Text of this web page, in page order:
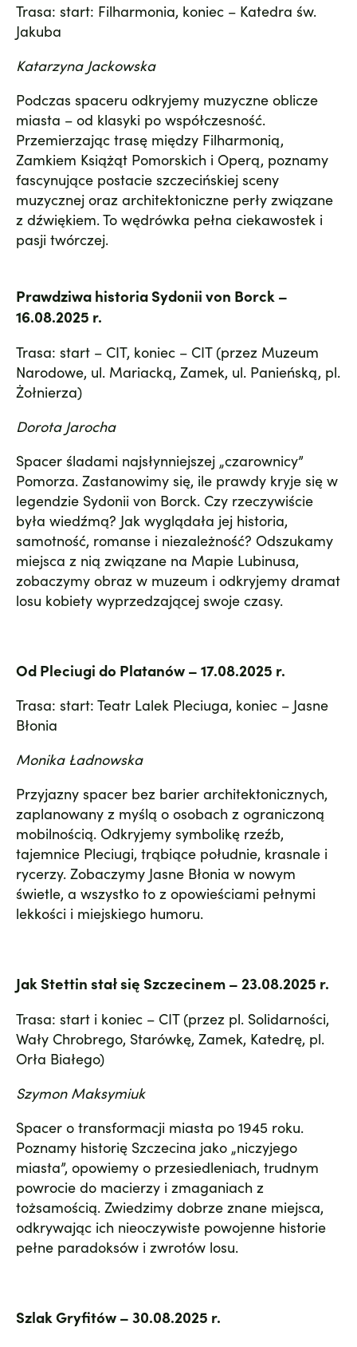
Trasa: start: Filharmonia, koniec – Katedra św.
Jakuba
Katarzyna Jackowska
Podczas spaceru odkryjemy muzyczne oblicze
miasta – od klasyki po współczesność.
Przemierzając trasę między Filharmonią,
Zamkiem Książąt Pomorskich i Operą, poznamy
fascynujące postacie szczecińskiej sceny
muzycznej oraz architektoniczne perły związane
z dźwiękiem. To wędrówka pełna ciekawostek i
pasji twórczej.
Prawdziwa historia Sydonii von Borck –
16.08.2025 r.
Trasa: start – CIT, koniec – CIT (przez Muzeum
Narodowe, ul. Mariacką, Zamek, ul. Panieńską, pl.
Żołnierza)
Dorota Jarocha
Spacer śladami najsłynniejszej „czarownicy”
Pomorza. Zastanowimy się, ile prawdy kryje się w
legendzie Sydonii von Borck. Czy rzeczywiście
była wiedźmą? Jak wyglądała jej historia,
samotność, romanse i niezależność? Odszukamy
miejsca z nią związane na Mapie Lubinusa,
zobaczymy obraz w muzeum i odkryjemy dramat
losu kobiety wyprzedzającej swoje czasy.
Od Pleciugi do Platanów – 17.08.2025 r.
Trasa: start: Teatr Lalek Pleciuga, koniec – Jasne
Błonia
Monika Ładnowska
Przyjazny spacer bez barier architektonicznych,
zaplanowany z myślą o osobach z ograniczoną
mobilnością. Odkryjemy symbolikę rzeźb,
tajemnice Pleciugi, trąbiące południe, krasnale i
rycerzy. Zobaczymy Jasne Błonia w nowym
świetle, a wszystko to z opowieściami pełnymi
lekkości i miejskiego humoru.
Jak Stettin stał się Szczecinem – 23.08.2025 r.
Trasa: start i koniec – CIT (przez pl. Solidarności,
Wały Chrobrego, Starówkę, Zamek, Katedrę, pl.
Orła Białego)
Szymon Maksymiuk
Spacer o transformacji miasta po 1945 roku.
Poznamy historię Szczecina jako „niczyjego
miasta”, opowiemy o przesiedleniach, trudnym
powrocie do macierzy i zmaganiach z
tożsamością. Zwiedzimy dobrze znane miejsca,
odkrywając ich nieoczywiste powojenne historie
pełne paradoksów i zwrotów losu.
Szlak Gryfitów – 30.08.2025 r.